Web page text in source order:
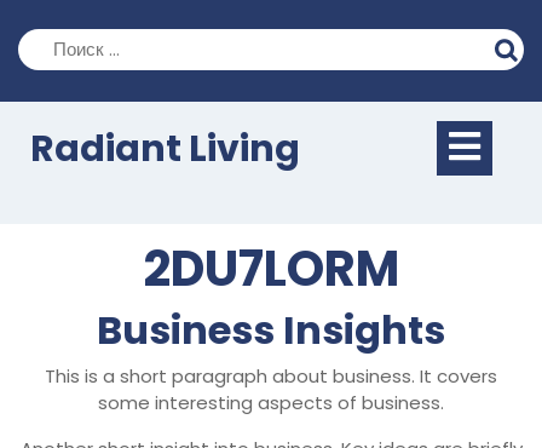
содержимому
Radiant Living
2DU7LORM
Business Insights
This is a short paragraph about business. It covers
some interesting aspects of business.